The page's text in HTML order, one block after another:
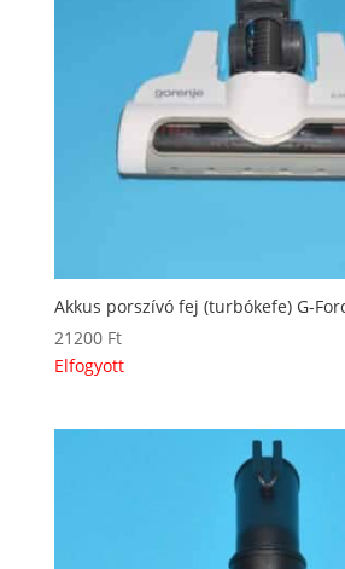
Akkus porszívó fej (turbókefe) G-
21200 Ft
Elfogyott